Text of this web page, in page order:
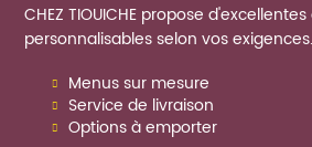
CHEZ TIOUICHE propose
personnalisables selon vos exigences.
Menus sur mesure
Service de livraison
Options à emporter